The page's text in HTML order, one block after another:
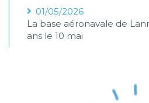
01/05/2026
La base aéronavale de
ans le 10 mai